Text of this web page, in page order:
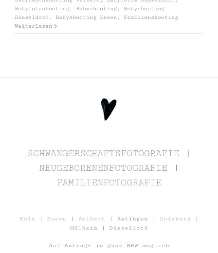
Babyfotoshooting , Babyshooting , Babyshooting
Düsseldorf , Babyshooting Essen , Familienshooting
Weiterlesen
SCHWANGERSCHAFTSFOTOGRAFIE |
NEUGEBORENENFOTOGRAFIE |
FAMILIENFOTOGRAFIE
Köln | Essen | Velbert | Ratingen | Duisburg |
Mülheim | Düsseldorf
Auf Anfrage in ganz NRW möglich